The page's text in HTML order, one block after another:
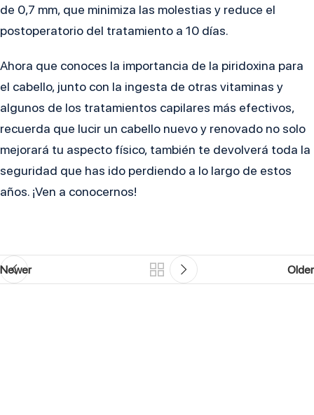
de 0,7 mm, que minimiza las molestias y reduce el
postoperatorio del tratamiento a 10 días.
Ahora que conoces la importancia de la piridoxina para
el cabello, junto con la ingesta de otras vitaminas y
algunos de los tratamientos capilares más efectivos,
recuerda que lucir un cabello nuevo y renovado no solo
mejorará tu aspecto físico, también te devolverá toda la
seguridad que has ido perdiendo a lo largo de estos
años. ¡Ven a conocernos!
Newer Older